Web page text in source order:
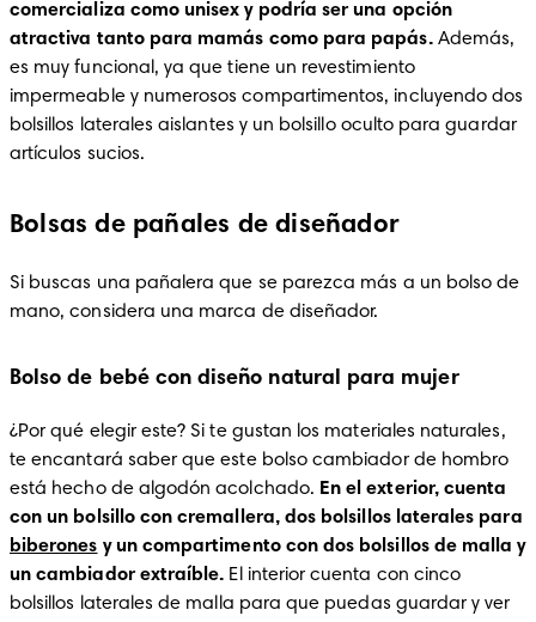
comercializa como unisex y podría ser una opción
atractiva tanto para mamás como para papás. Además,
es muy funcional, ya que tiene un revestimiento
impermeable y numerosos compartimentos, incluyendo dos
bolsillos laterales aislantes y un bolsillo oculto para guardar
artículos sucios.
Bolsas de pañales de diseñador
Si buscas una pañalera que se parezca más a un bolso de
mano, considera una marca de diseñador.
Bolso de bebé con diseño natural para mujer
¿Por qué elegir este? Si te gustan los materiales naturales,
te encantará saber que este bolso cambiador de hombro
está hecho de algodón acolchado. En el exterior, cuenta
biberones y un compartimento con dos bolsillos de malla y
un cambiador extraíble. El interior cuenta con cinco
bolsillos laterales de malla para que puedas guardar y ver